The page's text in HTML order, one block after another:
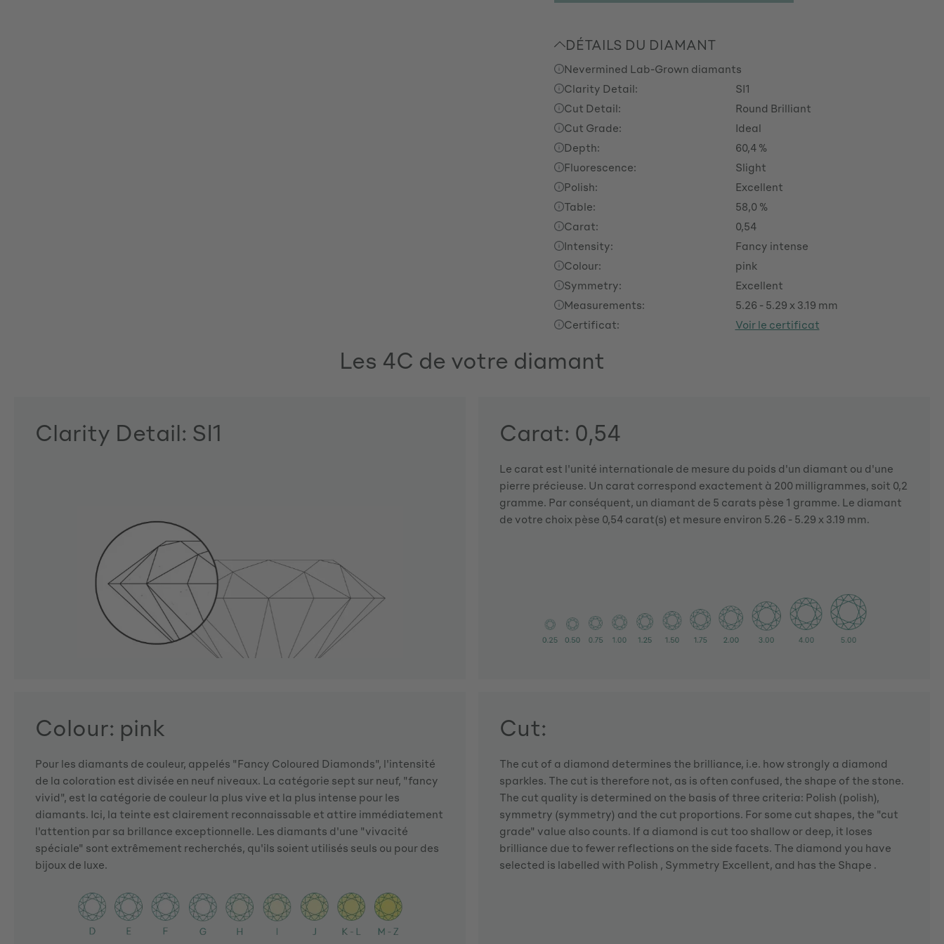
DÉTAILS DU DIAMANT
Nevermined Lab-Grown diamants
Clarity Detail:
SI1
Cut Detail:
Round Brilliant
Cut Grade:
Ideal
Depth:
60,4 %
Fluorescence:
Slight
Polish:
Excellent
Table:
58,0 %
Carat:
0,54
Intensity:
Fancy intense
Colour:
pink
Symmetry:
Excellent
Measurements:
5.26 - 5.29 x 3.19 mm
Certificat:
Voir le certificat
Les 4C de votre diamant
Clarity Detail: SI1 Carat: 0,54
Le carat est l'unité internationale de mesure du poids d'un diamant ou d'une
pierre précieuse. Un carat correspond exactement à 200 milligrammes, soit 0,2
gramme. Par conséquent, un diamant de 5 carats pèse 1 gramme. Le diamant
de votre choix pèse 0,54 carat(s) et mesure environ 5.26 - 5.29 x 3.19 mm.
Colour: pink
Pour les diamants de couleur, appelés "Fancy Coloured Diamonds", l'intensité
de la coloration est divisée en neuf niveaux. La catégorie sept sur neuf, "fancy
vivid", est la catégorie de couleur la plus vive et la plus intense pour les
diamants. Ici, la teinte est clairement reconnaissable et attire immédiatement
l'attention par sa brillance exceptionnelle. Les diamants d'une "vivacité
spéciale" sont extrêmement recherchés, qu'ils soient utilisés seuls ou pour des
bijoux de luxe.
Cut:
The cut of a diamond determines the brilliance, i.e. how strongly a diamond
sparkles. The cut is therefore not, as is often confused, the shape of the stone.
The cut quality is determined on the basis of three criteria: Polish (polish),
symmetry (symmetry) and the cut proportions. For some cut shapes, the "cut
grade" value also counts. If a diamond is cut too shallow or deep, it loses
brilliance due to fewer reflections on the side facets. The diamond you have
selected is labelled with Polish , Symmetry Excellent, and has the Shape .